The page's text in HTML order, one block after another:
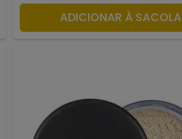
ADICIONAR À SACOLA